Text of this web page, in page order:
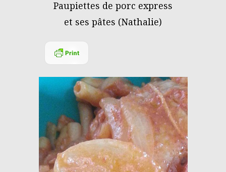
Paupiettes de porc express
et ses pâtes (Nathalie)